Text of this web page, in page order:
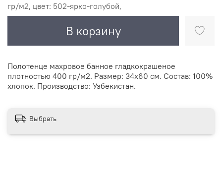
гр/м2, цвет: 502-ярко-голубой,
В корзину
Полотенце махровое банное гладкокрашеное
плотностью 400 гр/м2. Размер: 34х60 см. Состав: 100%
хлопок. Производство: Узбекистан.
Выбрать